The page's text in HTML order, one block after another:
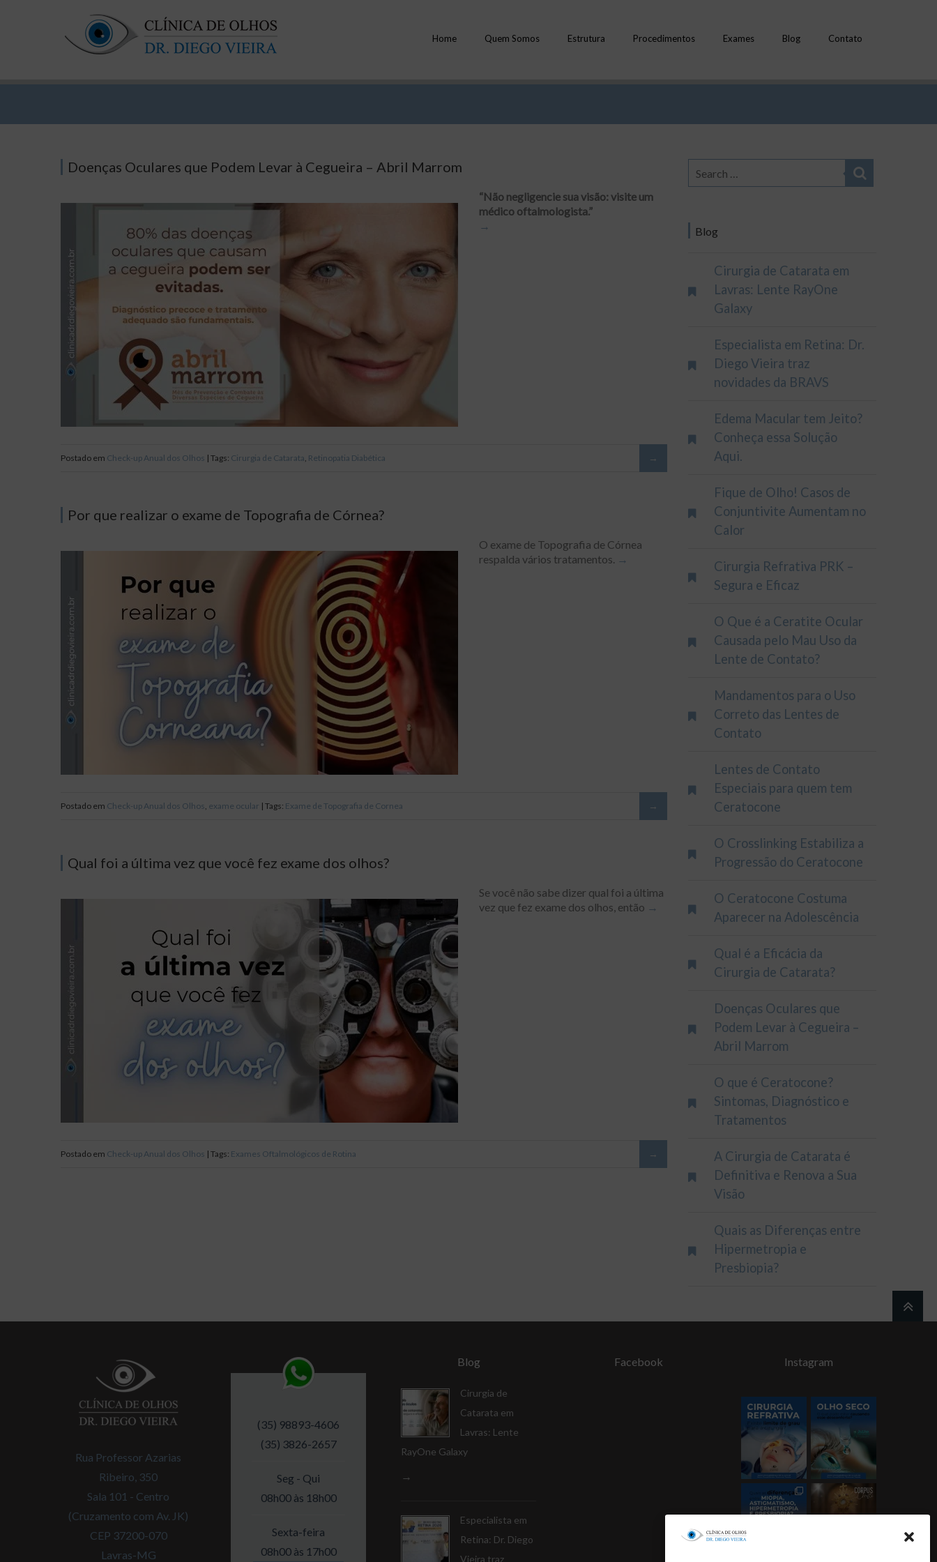
Home Quem Somos Estrutura Procedimentos Exames Blog Contato
Blog
Cirurgia de Catarata em
Lavras: Lente RayOne
Galaxy
Especialista em Retina: Dr.
Diego Vieira traz
novidades da BRAVS
Edema Macular tem Jeito?
Conheça essa Solução
Aqui.
Fique de Olho! Casos de
Conjuntivite Aumentam no
Calor
Cirurgia Refrativa PRK –
Segura e Eficaz
O Que é a Ceratite Ocular
Causada pelo Mau Uso da
Lente de Contato?
Mandamentos para o Uso
Correto das Lentes de
Contato
Lentes de Contato
Especiais para quem tem
Ceratocone
O Crosslinking Estabiliza a
Progressão do Ceratocone
O Ceratocone Costuma
Aparecer na Adolescência
Qual é a Eficácia da
Cirurgia de Catarata?
Doenças Oculares que
Podem Levar à Cegueira –
Abril Marrom
O que é Ceratocone?
Sintomas, Diagnóstico e
Tratamentos
A Cirurgia de Catarata é
Definitiva e Renova a Sua
Visão
Quais as Diferenças entre
Hipermetropia e
Presbiopia?
Doenças Oculares que Podem Levar à Cegueira – Abril Marrom
“Não negligencie sua visão: visite um
médico oftalmologista.”
Postado em Check-up Anual dos Olhos | Tags: Cirurgia de Catarata, Retinopatia Diabética
Por que realizar o exame de Topografia de Córnea?
O exame de Topografia de Córnea
respalda vários tratamentos.
Postado em Check-up Anual dos Olhos, exame ocular | Tags: Exame de Topografia de Cornea
Qual foi a última vez que você fez exame dos olhos?
Se você não sabe dizer qual foi a última
vez que fez exame dos olhos, então
Postado em Check-up Anual dos Olhos | Tags: Exames Oftalmológicos de Rotina
Rua Professor Azarias
Ribeiro, 350
Sala 101 - Centro
(Cruzamento com Av. JK)
CEP 37200-070
Lavras-MG
(35) 98893-4606
(35) 3826-2657
Seg - Qui
08h00 às 18h00
Sexta-feira
08h00 às 17h00
Blog
Cirurgia de
Catarata em
Lavras: Lente
RayOne Galaxy
Especialista em
Retina: Dr. Diego
Vieira traz
Facebook Instagram